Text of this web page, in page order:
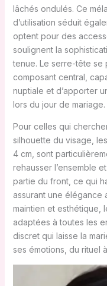
lâchés ondulés. Ce
d’utilisation séduit
optent pour des
soulignent la
tenue. Le serre-tête se
composant central,
nuptiale et d’apporter
lors du jour de mariage.
Pour celles qui
silhouette du visage,
4 cm, sont
rehausser l’ensemble
partie du front, ce qui
assurant une élégance
maintien et esthétique,
adaptées à toutes les
discret qui laisse la
ses émotions, du rituel